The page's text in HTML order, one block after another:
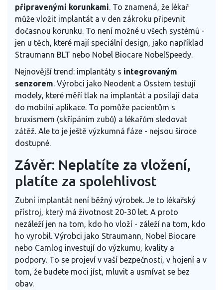
připravenými korunkami. To znamená, že lékař
může vložit implantát a v den zákroku připevnit
dočasnou korunku. To není možné u všech systémů -
jen u těch, které mají speciální design, jako například
Straumann BLT nebo Nobel Biocare NobelSpeedy.
Nejnovější trend: implantáty s integrovaným
senzorem. Výrobci jako Neodent a Osstem testují
modely, které měří tlak na implantát a posílají data
do mobilní aplikace. To pomůže pacientům s
bruxismem (skřípáním zubů) a lékařům sledovat
zátěž. Ale to je ještě výzkumná fáze - nejsou široce
dostupné.
Závěr: Neplatíte za vložení,
platíte za spolehlivost
Zubní implantát není běžný výrobek. Je to lékařský
přístroj, který má životnost 20-30 let. A proto
nezáleží jen na tom, kdo ho vloží - záleží na tom, kdo
ho vyrobil. Výrobci jako Straumann, Nobel Biocare
nebo Camlog investují do výzkumu, kvality a
podpory. To se projeví v vaší bezpečnosti, v hojení a v
tom, že budete moci jíst, mluvit a usmívat se bez
obav.